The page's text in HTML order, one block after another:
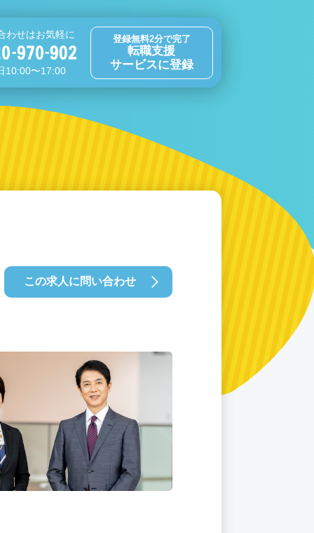
わせはお気軽に
10:00〜17:00
登録無料2分で完了
転職支援
サービスに登録
この求人に問い合わせ